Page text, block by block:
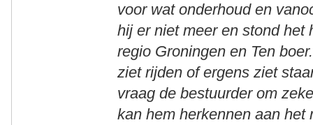
voor wat onderhoud en
hij er niet meer en stond het
regio Groningen en Ten
ziet rijden of ergens ziet
vraag de bestuurder om
kan hem herkennen aan